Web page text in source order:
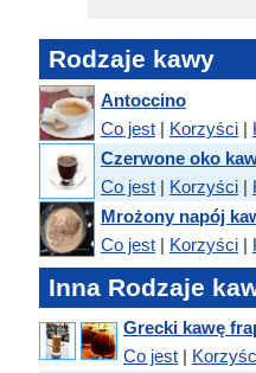
Rodzaje kawy
Antoccino
Co jest | Korzyści |
Czerwone oko
Co jest | Korzyści |
Mrożony napój
Co jest | Korzyści |
Inna Rodzaje
Grecki kawę
Co jest |